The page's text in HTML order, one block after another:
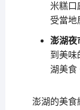
米糕口
受當地
澎湖夜
到美味
湖美食
澎湖的美食